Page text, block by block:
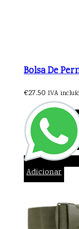
Bolsa De
€27.50 IVA
Adicionar